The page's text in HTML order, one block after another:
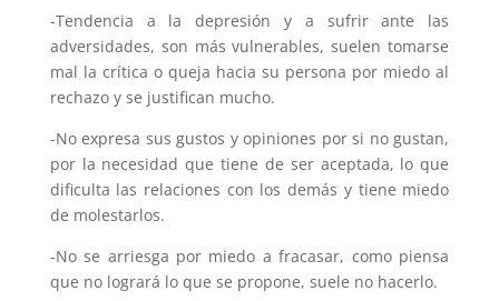
-Tendencia a la depresión y a sufrir ante las
adversidades, son más vulnerables, suelen tomarse
mal la crítica o queja hacia su persona por miedo al
rechazo y se justifican mucho.
-No expresa sus gustos y opiniones por si no gustan,
por la necesidad que tiene de ser aceptada, lo que
dificulta las relaciones con los demás y tiene miedo
de molestarlos.
-No se arriesga por miedo a fracasar, como piensa
que no logrará lo que se propone, suele no hacerlo.